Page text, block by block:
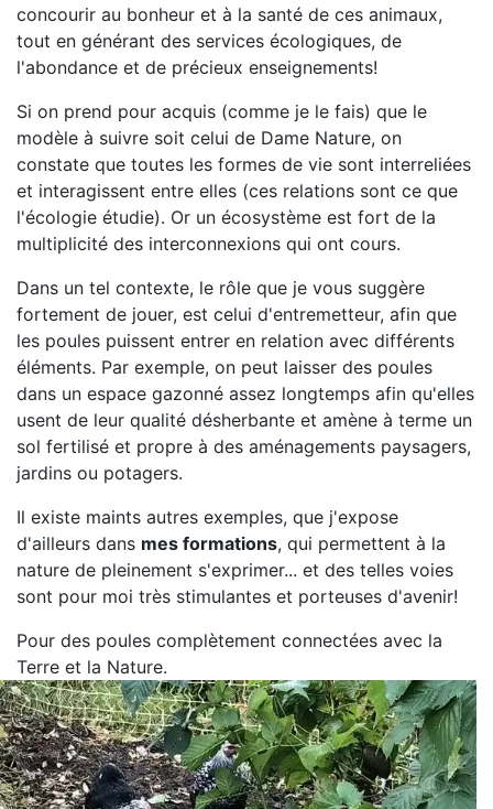
concourir au bonheur et à la santé de ces animaux,
tout en générant des services écologiques, de
l'abondance et de précieux enseignements!
Si on prend pour acquis (comme je le fais) que le
modèle à suivre soit celui de Dame Nature, on
constate que toutes les formes de vie sont interreliées
et interagissent entre elles (ces relations sont ce que
l'écologie étudie). Or un écosystème est fort de la
multiplicité des interconnexions qui ont cours.
Dans un tel contexte, le rôle que je vous suggère
fortement de jouer, est celui d'entremetteur, afin que
les poules puissent entrer en relation avec différents
éléments. Par exemple, on peut laisser des poules
dans un espace gazonné assez longtemps afin qu'elles
usent de leur qualité désherbante et amène à terme un
sol fertilisé et propre à des aménagements paysagers,
jardins ou potagers.
Il existe maints autres exemples, que j'expose
d'ailleurs dans mes formations, qui permettent à la
nature de pleinement s'exprimer... et des telles voies
sont pour moi très stimulantes et porteuses d'avenir!
Pour des poules complètement connectées avec la
Terre et la Nature.